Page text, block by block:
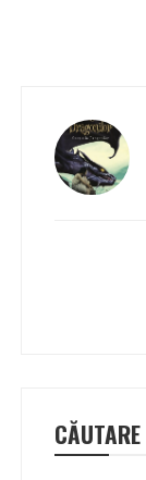
articole
CĂUTARE